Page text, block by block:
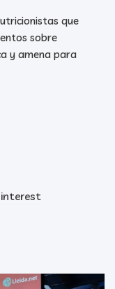
que
sobre
y amena para